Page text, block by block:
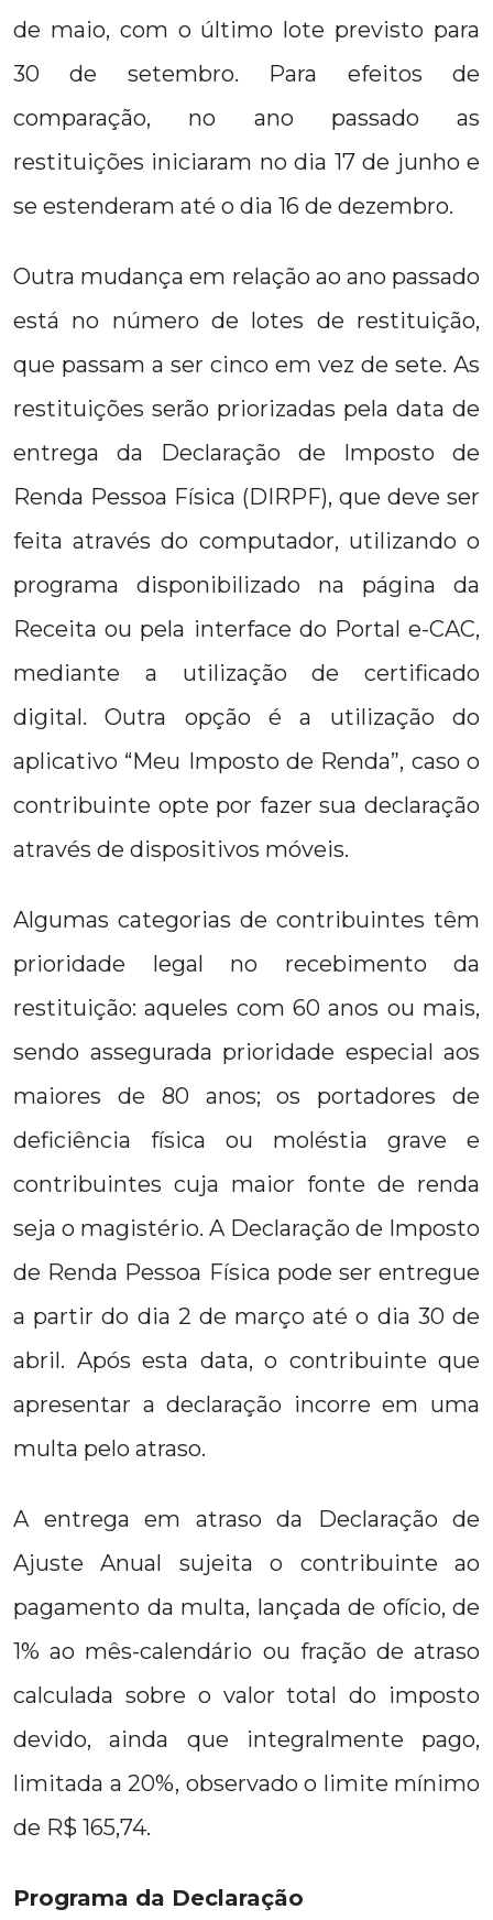
de maio, com o último lote previsto para
30 de setembro. Para efeitos de
comparação, no ano passado as
restituições iniciaram no dia 17 de junho e
se estenderam até o dia 16 de dezembro.
Outra mudança em relação ao ano passado
está no número de lotes de restituição,
que passam a ser cinco em vez de sete. As
restituições serão priorizadas pela data de
entrega da Declaração de Imposto de
Renda Pessoa Física (DIRPF), que deve ser
feita através do computador, utilizando o
programa disponibilizado na página da
Receita ou pela interface do Portal e-CAC,
mediante a utilização de certificado
digital. Outra opção é a utilização do
aplicativo “Meu Imposto de Renda”, caso o
contribuinte opte por fazer sua declaração
através de dispositivos móveis.
Algumas categorias de contribuintes têm
prioridade legal no recebimento da
restituição: aqueles com 60 anos ou mais,
sendo assegurada prioridade especial aos
maiores de 80 anos; os portadores de
deficiência física ou moléstia grave e
contribuintes cuja maior fonte de renda
seja o magistério. A Declaração de Imposto
de Renda Pessoa Física pode ser entregue
a partir do dia 2 de março até o dia 30 de
abril. Após esta data, o contribuinte que
apresentar a declaração incorre em uma
multa pelo atraso.
A entrega em atraso da Declaração de
Ajuste Anual sujeita o contribuinte ao
pagamento da multa, lançada de ofício, de
1% ao mês-calendário ou fração de atraso
calculada sobre o valor total do imposto
devido, ainda que integralmente pago,
limitada a 20%, observado o limite mínimo
de R$ 165,74.
Programa da Declaração